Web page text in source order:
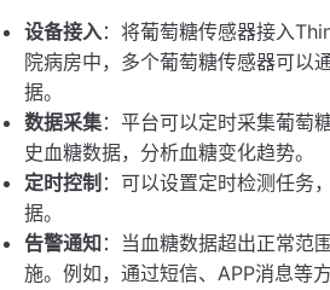
设备接入：将葡萄糖传感器接入
院病房中，多个葡萄糖传感器可以
据。
数据采集：平台可以定时采集葡萄
史血糖数据，分析血糖变化趋势。
定时控制 ：可以设置定时检测任务
据。
告警通知 ：当血糖数据超出正常范
施。例如，通过短信、APP消息等